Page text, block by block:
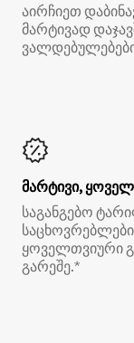
აირჩიეთ
მარტივად
მარტივი,
საგანგებო
ყოველთვიური
გარეშე.*